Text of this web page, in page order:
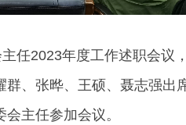
任2023年度工作述职会议
、张晔、王硕、聂志强出
主任参加会议。